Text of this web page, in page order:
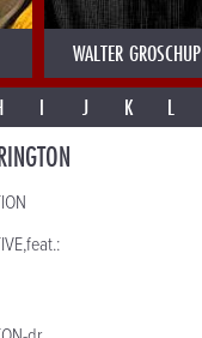
WALTER GROSCHUP
I J K L